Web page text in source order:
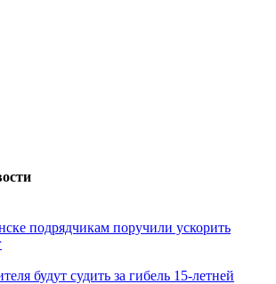
подрядчикам поручили ускорить
будут судить за гибель 15-летней